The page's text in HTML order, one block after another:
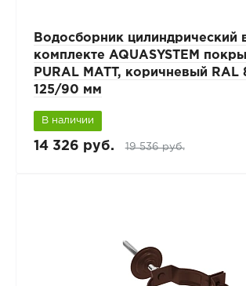
Водосборник цилиндрический
комплекте AQUASYSTEM
PURAL MATT, коричневый RAL
125/90 мм
В наличии
14 326 руб. 19 536 руб.